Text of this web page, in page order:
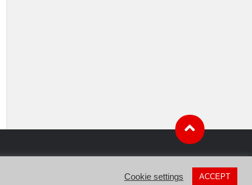
Cookie settings ACCEPT